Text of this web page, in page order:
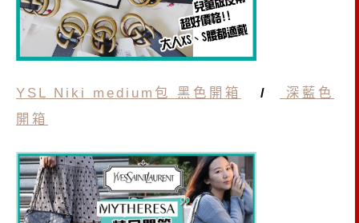
YSL Niki medium包 黑色開箱 /
深藍色
開箱